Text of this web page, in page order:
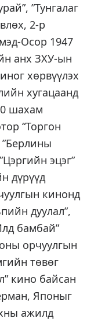
”Тунгалаг
2-р
Осор 1947
анх ЗХУ-ын
хөрвүүлэх
хугацаанд
шахам
“Торгон
”Берлины
эцэг”
дүрүүд
кинонд
дуулал”,
бамбай”
орчуулгын
төвөг
кино байсан
Японыг
ажилд